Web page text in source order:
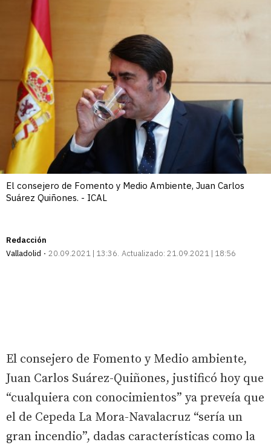
El consejero de Fomento y Medio Ambiente, Juan Carlos
Suárez Quiñones. - ICAL
Redacción
Valladolid
20.09.2021 | 13:36 Actualizado: 21.09.2021 | 18:56
El consejero de Fomento y Medio ambiente,
Juan Carlos Suárez-Quiñones, justificó hoy que
“cualquiera con conocimientos” ya preveía que
el de Cepeda La Mora-Navalacruz “sería un
gran incendio”, dadas características como la